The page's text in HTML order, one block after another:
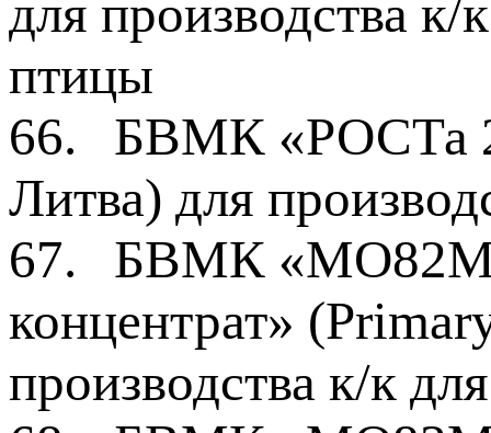
для производства
птицы
66.
БВМК «РОСТа
Литва) для
67.
БВМК «МО82М2
концентрат»
производства к/к